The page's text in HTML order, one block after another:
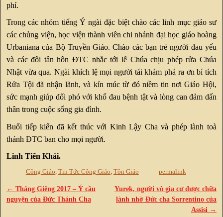
phí.
Trong các nhóm tiếng Ý ngài đặc biệt chào các linh mục giáo sư
các chủng viện, học viện thành viên chi nhánh đại học giáo hoàng
Urbaniana của Bộ Truyền Giáo. Chào các bạn trẻ người đau yếu
và các đôi tân hôn ĐTC nhắc tới lễ Chúa chịu phép rửa Chúa
Nhật vừa qua. Ngài khích lệ mọi người tái khám phá ra ơn bí tích
Rửa Tội đã nhận lãnh, và kín múc từ đó niềm tin nơi Giáo Hội,
sức mạnh giúp đối phó với khổ đau bệnh tật và lòng can đảm dấn
thân trong cuộc sống gia đình.
Buổi tiếp kiến đã kết thúc với Kinh Lậy Cha và phép lành toà
thánh ĐTC ban cho mọi người.
Linh Tiến Khải.
Công Giáo Tin Tức Công Giáo Tôn Giáo permalink
Post navigation
← Tháng Giêng 2017 – Ý cầu
nguyện của Đức Thánh Cha
Yurek, người vô gia cư được chữa
lành nhờ Đức cha Sorrentino của
Assisi →